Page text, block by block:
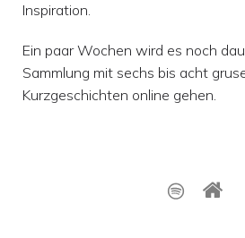
Inspiration.
Ein paar Wochen wird es noch
Sammlung mit sechs bis acht
Kurzgeschichten online gehen.